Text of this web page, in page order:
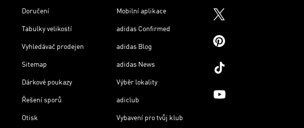
Doručení
Tabulky velikostí
Vyhledávač prodejen
Sitemap
Dárkové poukazy
Řešení sporů
Otisk
Mobilní aplikace
adidas Confirmed
adidas Blog
adidas News
Výběr lokality
adiclub
Vybavení pro tvůj klub